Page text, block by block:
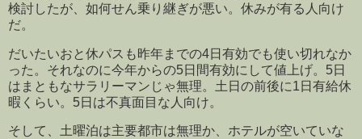
検討したが、如何せん乗り継ぎが悪い。休みが有る人向け
だ。
だいたいおと休パスも昨年までの4日有効でも使い切れなか
った。それなのに今年からの5日間有効にして値上げ。5日
はまともなサラリーマンじゃ無理。土日の前後に1日有給休
暇くらい。5日は不真面目な人向け。
そして、土曜泊は主要都市は無理か、ホテルが空いていな